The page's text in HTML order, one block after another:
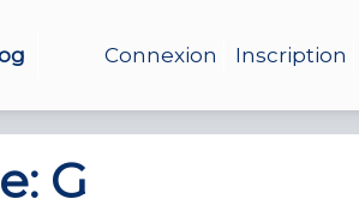
Connexion Inscription
G